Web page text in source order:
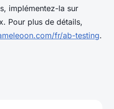
implémentez-la sur
Pour plus de détails,
fr/ab-testing.